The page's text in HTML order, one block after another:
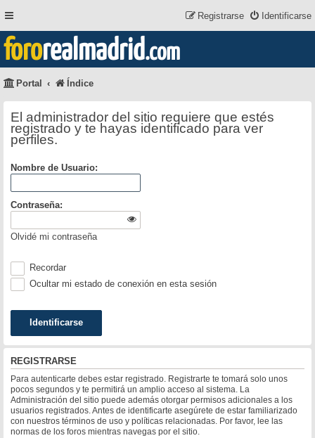
Identificarse
Registrarse
fororealmadrid.com
Portal Índice
El administrador del sitio requiere que estés
registrado y te hayas identificado para ver
perfiles.
Nombre de Usuario:
Contraseña:
Olvidé mi contraseña
Recordar
Ocultar mi estado de conexión en esta sesión
REGISTRARSE
Para autenticarte debes estar registrado. Registrarte te tomará solo unos
pocos segundos y te permitirá un amplio acceso al sistema. La
Administración del sitio puede además otorgar permisos adicionales a los
usuarios registrados. Antes de identificarte asegúrete de estar familiarizado
con nuestros términos de uso y políticas relacionadas. Por favor, lee las
normas de los foros mientras navegas por el sitio.